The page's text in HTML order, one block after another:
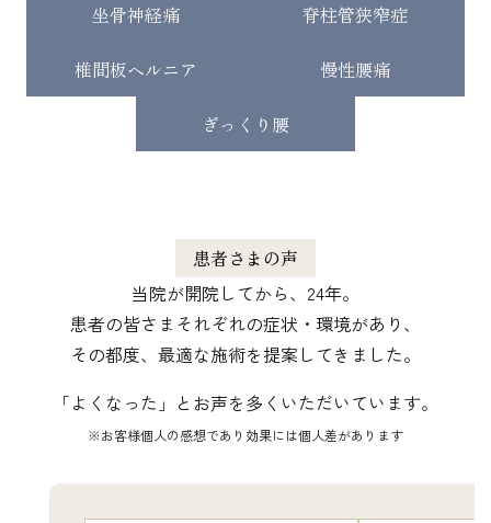
坐骨神経痛 脊柱管狭窄症
椎間板ヘルニア 慢性腰痛
ぎっくり腰
患者さまの声
当院が開院してから、24年。
患者の皆さまそれぞれの症状・環境があり、
​​​​​​​その都度、最適な施術を提案してきました。
「よくなった」とお声を多くいただいています。
※お客様個人の感想であり効果には個人差があります